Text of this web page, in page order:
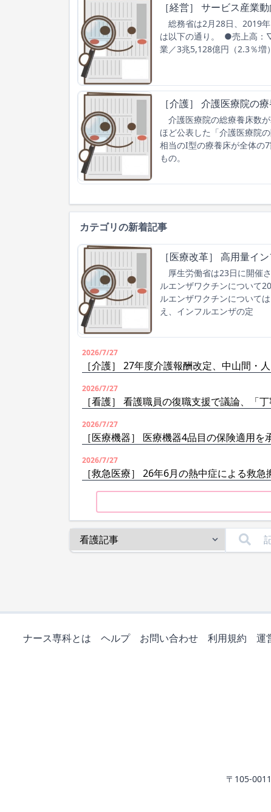
［経営］ サービス産業
総務省は2月28日、2019
は以下の通り。 ●売上高：
業／3兆5,128億円（2.3％
［介護］ 介護医療院の
介護医療院の総療養床数
ほど公表した「介護医療院
相当のI型の療養床が全体の
もの。
カテゴリの新着記事
［医療改革］ 高用量イ
厚生労働省は23日に開催
ルエンザワクチンについて
ルエンザワクチンについて
え、インフルエンザの定
2026/7/27
［介護］ 27年度介護報酬改定、中山間・
2026/7/27
［看護］ 看護職員の復職支援で議論、
2026/7/27
［医療機器］ 医療機器4品目の保険適用
2026/7/27
［救急医療］ 26年6月の熱中症による救
ナース専科とは ヘルプ お問い合わせ 利用規約 運
〒105-